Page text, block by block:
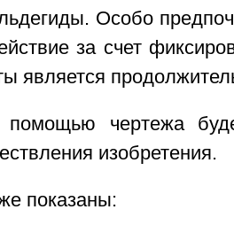
Особо
за счет
является
чертежа
изобретения.
показаны: